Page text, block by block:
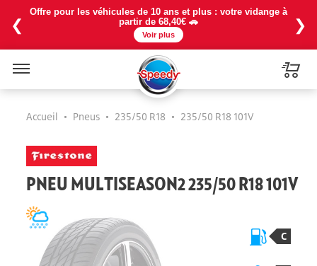
❮
Offre pour les véhicules de 10 ans et plus : votre vidange à
partir de 68,40€ 🚗
Voir plus
❯
Accueil • Pneus • 235/50 R18 • 235/50 R18 101V
PNEU MULTISEASON2 235/50 R18 101V
C